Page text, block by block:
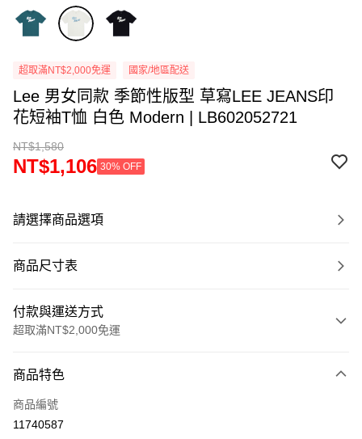
超取滿NT$2,000免運 國家/地區配送
Lee 男女同款 季節性版型 草寫LEE JEANS印
花短袖T恤 白色 Modern | LB602052721
NT$1,580
NT$1,106 30% OFF
請選擇商品選項
商品尺寸表
付款與運送方式
超取滿NT$2,000免運
信用卡一次付款
信用卡分期付款
商品特色
商品編號
11740587